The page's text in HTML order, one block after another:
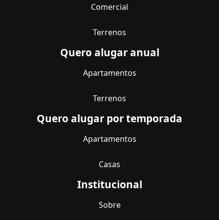
Comercial
Terrenos
Quero alugar anual
Apartamentos
Terrenos
Quero alugar por temporada
Apartamentos
Casas
Institucional
Sobre